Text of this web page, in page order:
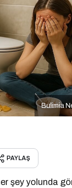
Bulimia
PAYLAŞ
şey yolunda